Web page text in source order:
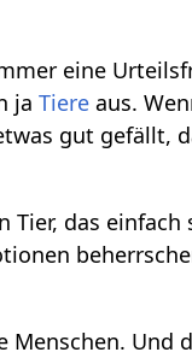
eine
jaTiere aus.
gut gefällt,
Tier, das
Menschen. Und